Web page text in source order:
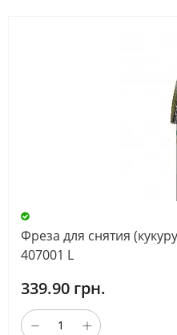
Фреза для снятия
407001 L
339.90 грн.